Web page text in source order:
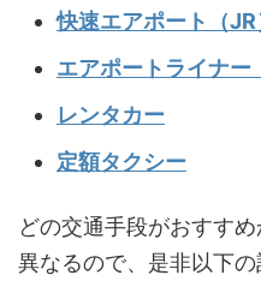
快速エアポート（JR
エアポートライナー
レンタカー
定額タクシー
どの交通手段がおすす
異なるので、是非以下